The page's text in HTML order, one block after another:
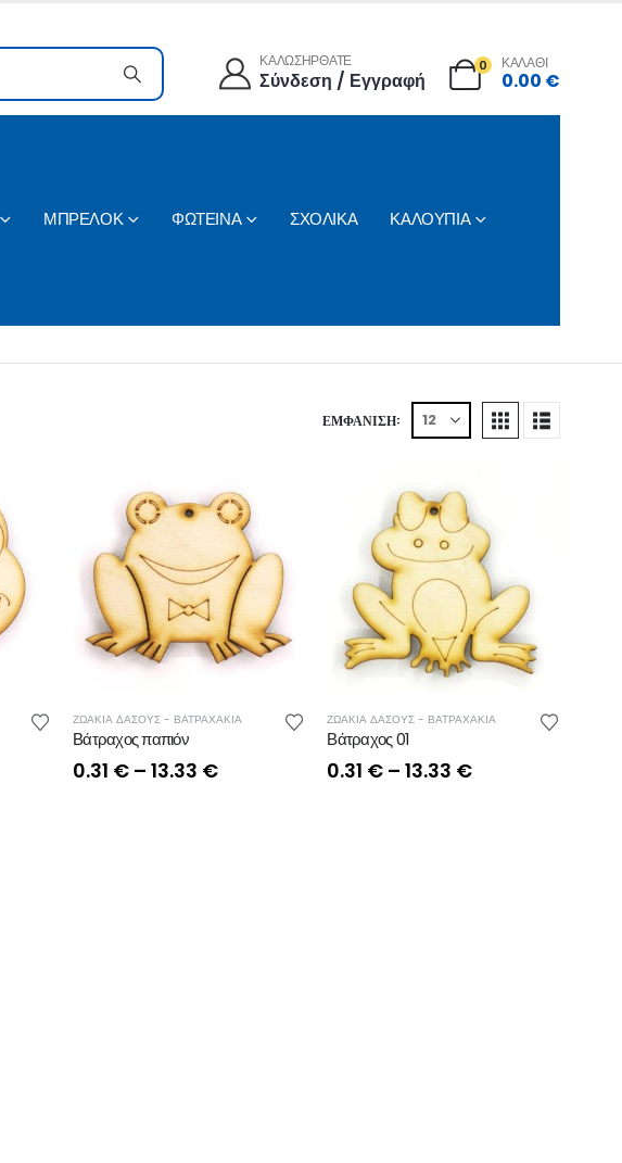
ΚΑΛΩΣΗΡΘΑΤΕ
Σύνδεση / Εγγραφή
0 ΚΑΛΑΘΙ
0.00 €
ΜΠΡΕΛΟΚ ΦΩΤΕΙΝΑ ΣΧΟΛΙΚΑ ΚΑΛΟΥΠΙΑ
ΕΜΦΆΝΙΣΗ:
ΖΩΑΚΙΑ ΔΑΣΟΥΣ - ΒΑΤΡΑΧΑΚΙΑ
Βάτραχος παπιόν
0.31 € – 13.33 €Price
ΖΩΑΚΙΑ ΔΑΣΟΥΣ - ΒΑΤΡΑΧΑΚΙΑ
Βάτραχος 01
0.31 € – 13.33 €Price